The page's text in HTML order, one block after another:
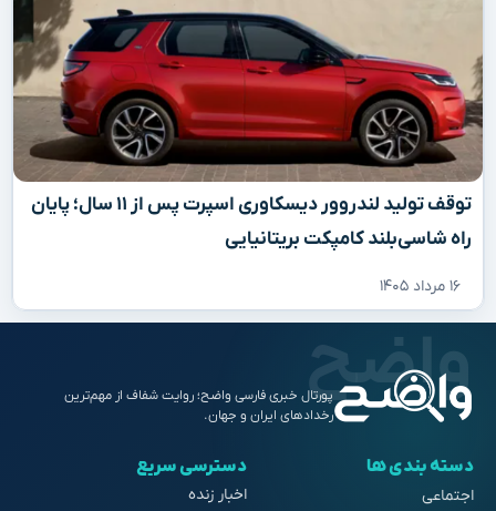
توقف تولید لندروور دیسکاوری اسپرت پس از ۱۱ سال؛ پایان
راه شاسی‌بلند کامپکت بریتانیایی
۱۶ مرداد ۱۴۰۵
پورتال خبری فارسی واضح؛ روایت شفاف از مهم‌ترین
رخدادهای ایران و جهان.
دسته بندی ها
اجتماعی
دسترسی سریع
اخبار زنده